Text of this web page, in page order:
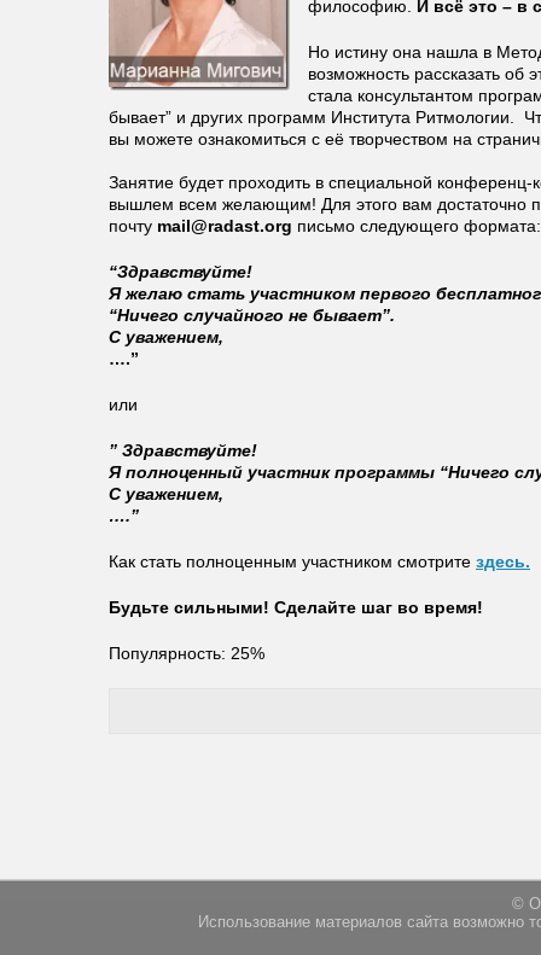
философию. И всё это – в
Но истину она нашла в
возможность рассказать
стала консультантом
бывает” и других программ Института Ритмологии.
вы можете ознакомиться с её творчеством на
Занятие будет проходить в специальной
вышлем всем желающим! Для этого вам достаточно
почту mail@radast.org письмо следующего формата:
“Здравствуйте!
Я желаю стать участником первого
“Ничего случайного не бывает”.
С уважением,
….”
или
” Здравствуйте!
Я полноценный участник программы “Ничего
С уважением,
….”
Как стать полноценным участником смотрите здесь.
Будьте сильными! Сделайте шаг во время!
Популярность: 25%
©
Использование материалов сайта возможно